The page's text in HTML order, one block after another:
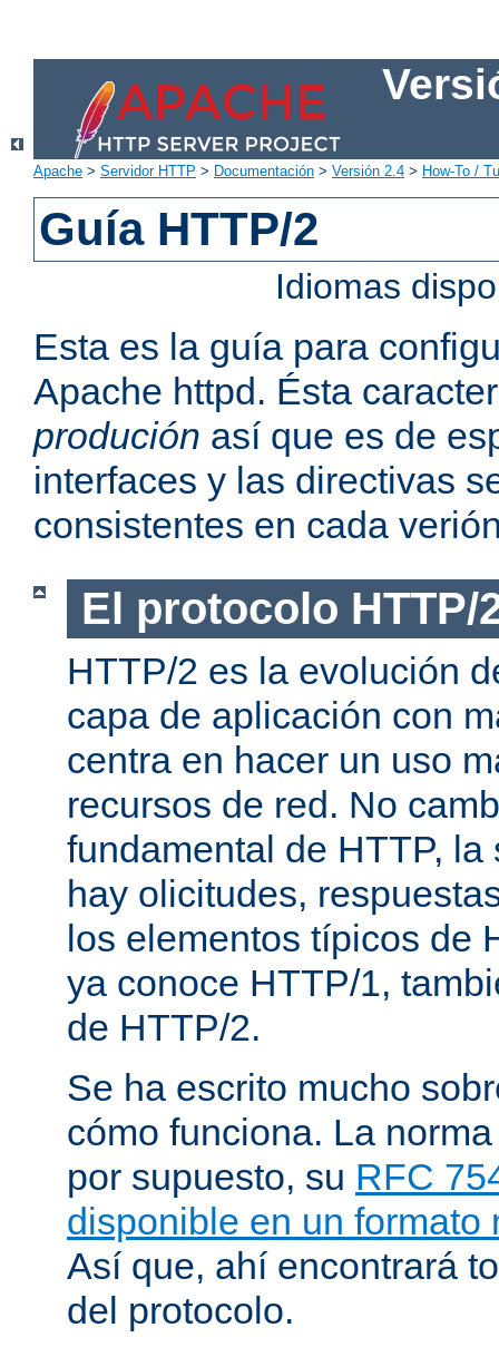
Apache > Servidor HTTP > Documentación > Versión 2.4 > How-To /
Guía HTTP/2
Idiomas
Esta es la guía para
Apache httpd. Ésta
produción así que es de
interfaces y las directivas
consistentes en cada
El protocolo HTTP/
HTTP/2 es la evolución
capa de aplicación con
centra en hacer un uso
recursos de red. No
fundamental de HTTP, la
hay olicitudes,
los elementos típicos de
ya conoce HTTP/1,
de HTTP/2.
Se ha escrito mucho
cómo funciona. La
por supuesto, su RFC
disponible en un formato
Así que, ahí encontrará
del protocolo.